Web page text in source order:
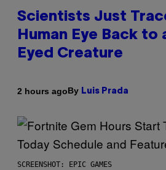
Scientists Just
Human Eye Back to
Eyed Creature
2 hours agoBy Luis Prada
SCREENSHOT: EPIC GAMES